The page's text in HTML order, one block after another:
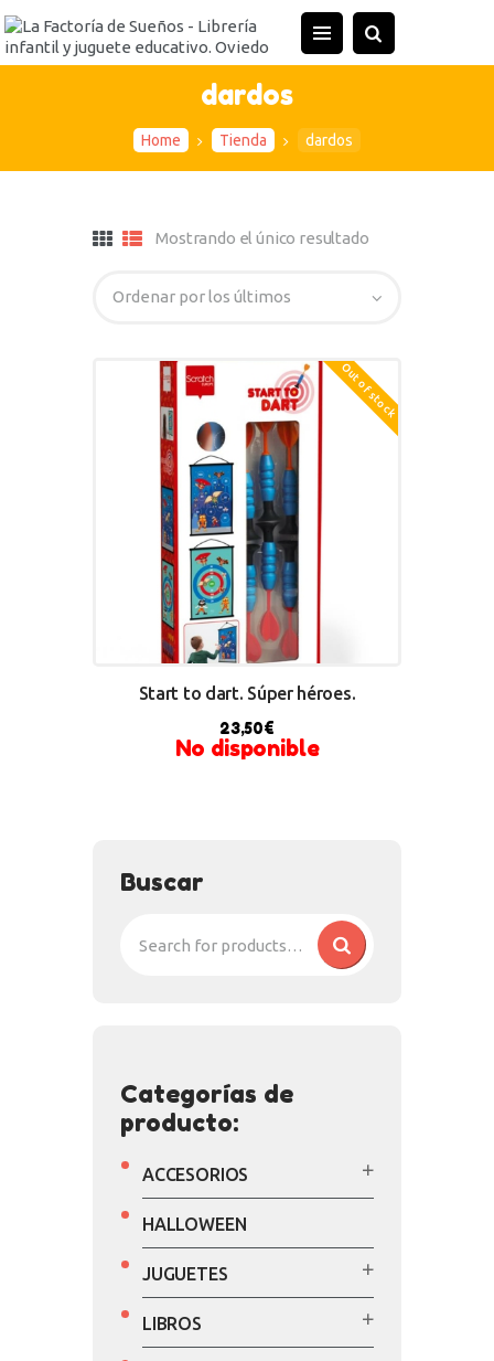
dardos
Home Tienda dardos
Mostrando el único resultado
Out of stock
Start to dart. Súper héroes.
23,50€
No disponible
Buscar
Categorías de
producto:
ACCESORIOS
HALLOWEEN
JUGUETES
LIBROS